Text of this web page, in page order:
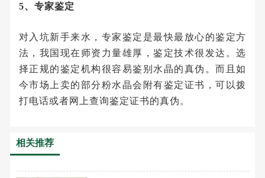
5、专家鉴定
对入坑新手来水，专家鉴定是最快最放心的鉴定方
法，我国现在师资力量雄厚，鉴定技术很发达。选
择正规的鉴定机构很容易鉴别水晶的真伪。而且如
今市场上卖的部分粉水晶会附有鉴定证书，可以拨
打电话或者网上查询鉴定证书的真伪。
相关推荐